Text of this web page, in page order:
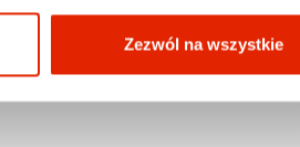
Zezwól na wszystkie